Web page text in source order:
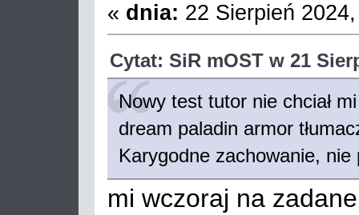
« dnia: 22 Sierpień
Cytat: SiR mOST w 21
Nowy test tutor nie chciał
dream paladin armor
Karygodne zachowanie,
mi wczoraj na